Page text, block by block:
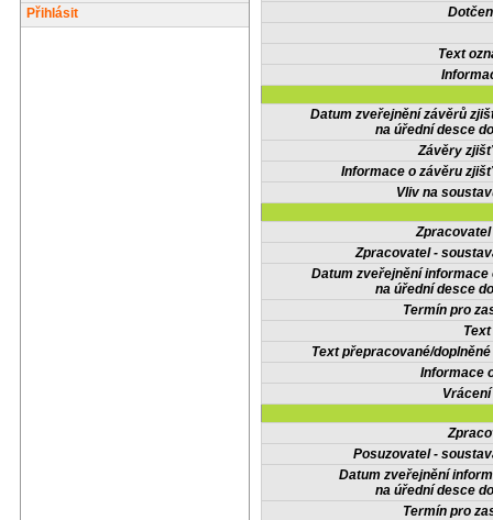
Přihlásit
Text
Datum zveřejnění závěrů
na úřední desce
Závěry
Informace o závěru
Vliv na
Zpracovatel -
Datum zveřejnění informace
na úřední desce
Termín pro
Text přepracované/
Informace
Posuzovatel -
Datum zveřejnění
na úřední desce
Termín pro